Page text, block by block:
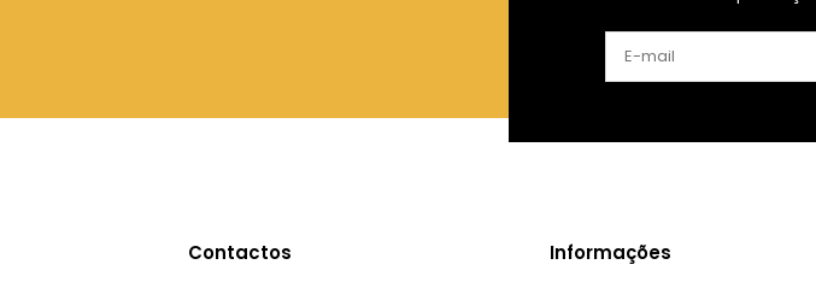
Contactos Informações